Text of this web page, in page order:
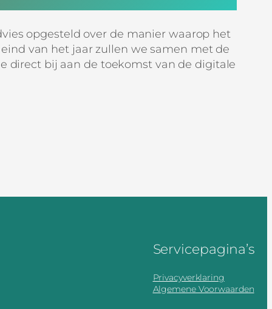
opgesteld over de manier waarop het
van het jaar zullen we samen met de
direct bij aan de toekomst van de digitale
Servicepagina’s
Privacyverklaring
Algemene Voorwaarden